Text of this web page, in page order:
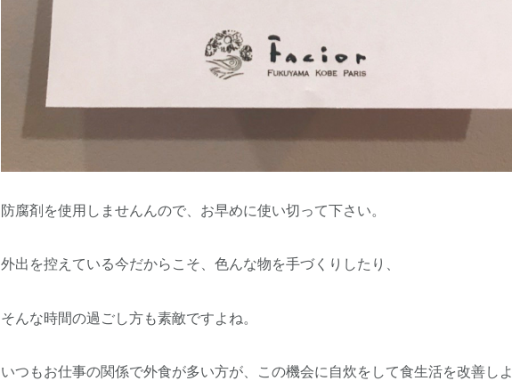
防腐剤を使用しませんんので、お早めに使い切って下さい。
外出を控えている今だからこそ、色んな物を手づくりしたり、
そんな時間の過ごし方も素敵ですよね。
いつもお仕事の関係で外食が多い方が、この機会に自炊をして食生活を改善し